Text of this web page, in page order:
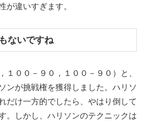
が違いすぎます。
ないですね
１００－９０，１００－９０）と、
ンが挑戦権を獲得しました。ハリソ
だけ一方的でしたら、やはり倒して
。しかし、ハリソンのテクニックは